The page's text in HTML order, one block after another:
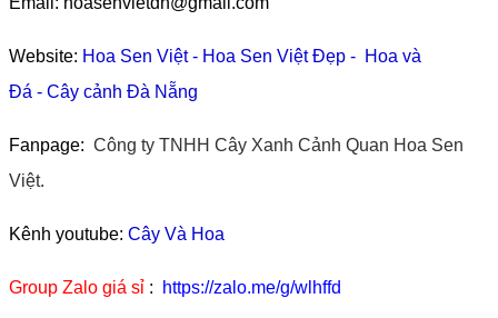
Website: Hoa Sen Việt- Hoa Sen Việt Đẹp - Hoa và
Đá - Cây cảnh Đà Nẵng
Fanpage: Công ty TNHH Cây Xanh Cảnh Quan Hoa Sen
Việt.
Kênh youtube: Cây Và Hoa
Group Zalo giá sỉ : https://zalo.me/g/wlhffd